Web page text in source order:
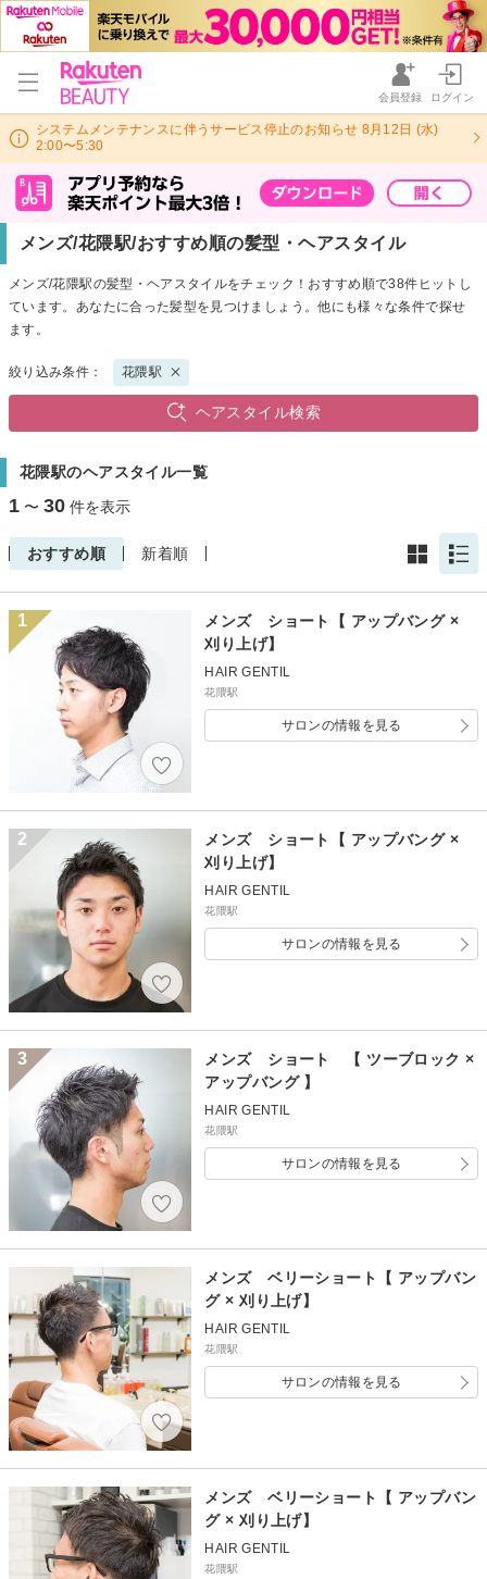
会員登録 ログイン
システムメンテナンスに伴うサービス停止のお知らせ 8月12日 (水)
2:00〜5:30
メンズ/花隈駅/おすすめ順の髪型・ヘアスタイル
メンズ/花隈駅の髪型・ヘアスタイルをチェック！おすすめ順で38件ヒットし
ています。あなたに合った髪型を見つけましょう。他にも様々な条件で探せ
ます。
絞り込み条件： 花隈駅
ヘアスタイル検索
花隈駅のヘアスタイル一覧
1 〜 30 件を表示
おすすめ順 新着順
1
メンズ ショート【 アップバング ×
刈り上げ】
HAIR GENTIL
花隈駅
サロンの情報を見る
2
メンズ ショート【 アップバング ×
刈り上げ】
HAIR GENTIL
花隈駅
サロンの情報を見る
3
メンズ ショート 【 ツーブロック ×
アップバング 】
HAIR GENTIL
花隈駅
サロンの情報を見る
メンズ ベリーショート【 アップバン
グ × 刈り上げ】
HAIR GENTIL
花隈駅
サロンの情報を見る
メンズ ベリーショート【 アップバン
グ × 刈り上げ】
HAIR GENTIL
花隈駅